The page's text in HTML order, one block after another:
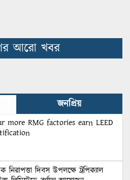
আরো খবর
জনপ্রিয়
more RMG factories earn LEED
নিরাপত্তা দিবস উপলক্ষে ট্রপিক্যাল